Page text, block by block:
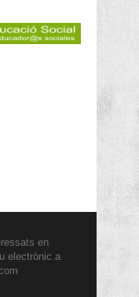
en
electrònic a